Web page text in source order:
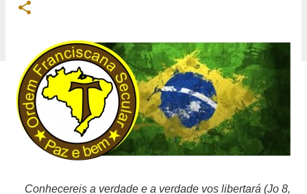
Conhecereis a verdade e a verdade vos libertará (Jo 8,